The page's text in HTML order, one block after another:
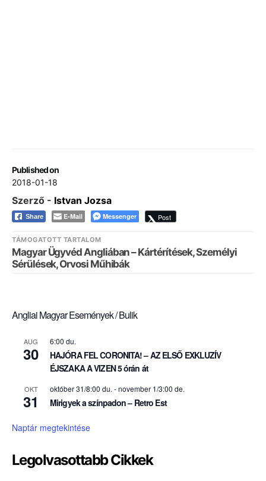
Published on
2018-01-18
Szerző - Istvan Jozsa
Share E-Mail Messenger Post
TÁMOGATOTT TARTALOM
Magyar Ügyvéd Angliában – Kártérítések, Személyi
Sérülések, Orvosi Műhibák
Angliai Magyar Események / Bulik
AUG
30
6:00 du.
HAJÓRA FEL CORONITA! – AZ ELSŐ EXKLUZÍV
ÉJSZAKA A VIZEN 5 órán át
OKT
31
október 31/8:00 du. -november 1/3:00 de.
Mirigyek a színpadon – Retro Est
Naptár megtekintése
Legolvasottabb Cikkek